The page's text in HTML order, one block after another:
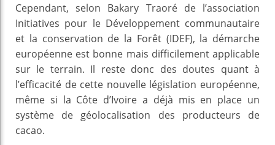
Cependant, selon Bakary Traoré de l’association
Initiatives pour le Développement communautaire
et la conservation de la Forêt (IDEF), la démarche
européenne est bonne mais difficilement applicable
sur le terrain. Il reste donc des doutes quant à
l’efficacité de cette nouvelle législation européenne,
même si la Côte d’Ivoire a déjà mis en place un
système de géolocalisation des producteurs de
cacao.